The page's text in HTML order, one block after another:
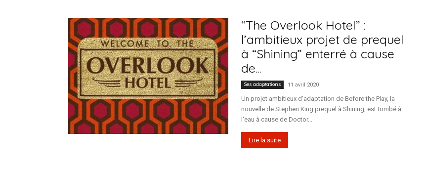
“The Overlook Hotel” :
l’ambitieux projet de prequel
à “Shining” enterré à cause
de...
Ses adaptations 11 avril 2020
Un projet ambitieux d'adaptation de Before the Play, la
nouvelle de Stephen King prequel à Shining, est tombé à
l'eau à cause de Doctor...
Lire la suite